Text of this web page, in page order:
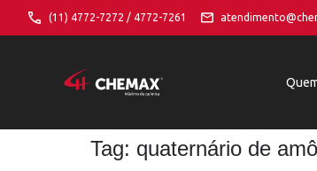
(11) 4772-7272 / 4772-7261
Tag: quaternário de